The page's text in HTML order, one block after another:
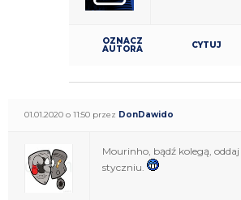
OZNACZ
AUTORA CYTUJ
01.01.2020 o 11:50 przez DonDawido
Mourinho, bądź kolegą,
styczniu.